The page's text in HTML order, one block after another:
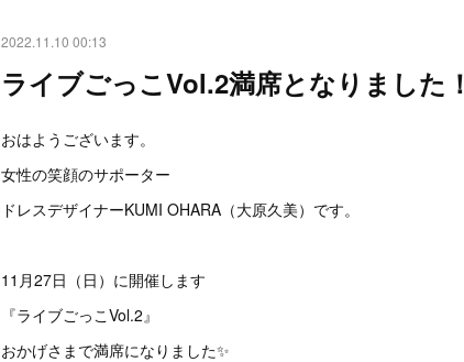
2022.11.10 00:13
ライブごっこVol.2満席となりました！
おはようございます。
女性の笑顔のサポーター
ドレスデザイナーKUMI OHARA（大原久美）です。
11月27日（日）に開催します
『ライブごっこVol.2』
おかげさまで満席になりました✨